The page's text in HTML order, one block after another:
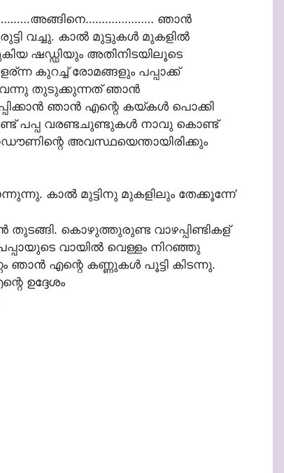
ഞാന്‍
വച്ചു. കാല്‍ മുട്ടുകള്‍ മുകളില്‍
ഷഡ്ഡിയും അതിനിടയിലൂടെ
കുറച്ച് രോമങ്ങളും പപ്പാക്ക്
തുടുക്കുന്നത് ഞാന്‍
ഞാന്‍ എന്റെ കയ്കള്‍ പൊക്കി
പപ്പ വരണ്ടചുണ്ടുകള്‍ നാവു കൊണ്ട്
അവസ്ഥയെന്തായിരിക്കും
കാല്‍ മുട്ടിനു മുകളിലും തേക്കൂന്നേ’
തുടങ്ങി. കൊഴുത്തുരുണ്ട വാഴപ്പിണ്ടികള്
വായില്‍ വെള്ളം നിറഞ്ഞു
ഞാന്‍ എന്റെ കണ്ണുകള്‍ പൂട്ടി കിടന്നു.
ഉദ്ദേശം